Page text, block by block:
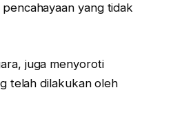
yang tidak
juga menyoroti
telah dilakukan oleh